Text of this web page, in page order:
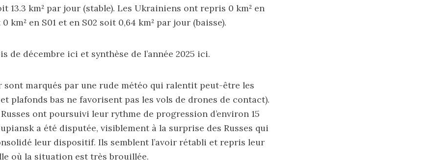
13.3 km² par jour (stable). Les Ukrainiens ont repris 0 km² en
0 km² en S01 et en S02 soit 0,64 km² par jour (baisse).
de décembre ici et synthèse de l’année 2025 ici.
sont marqués par une rude météo qui ralentit peut-être les
plafonds bas ne favorisent pas les vols de drones de contact).
ont poursuivi leur rythme de progression d’environ 15
a été disputée, visiblement à la surprise des Russes qui
leur dispositif. Ils semblent l’avoir rétabli et repris leur
où la situation est très brouillée.